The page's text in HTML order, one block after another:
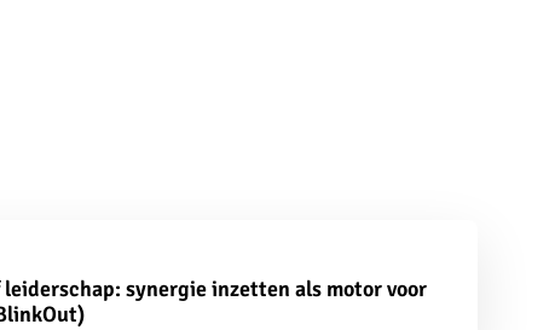
synergie inzetten als motor voor